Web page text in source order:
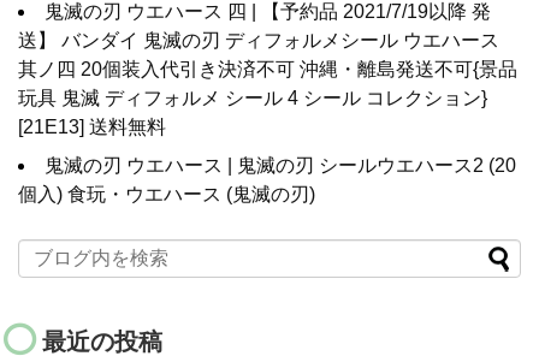
鬼滅の刃 ウエハース 四 | 【予約品 2021/7/19以降 発
送】 バンダイ 鬼滅の刃 ディフォルメシール ウエハース
其ノ四 20個装入代引き決済不可 沖縄・離島発送不可{景品
玩具 鬼滅 ディフォルメ シール 4 シール コレクション}
[21E13] 送料無料
鬼滅の刃 ウエハース | 鬼滅の刃 シールウエハース2 (20
個入) 食玩・ウエハース (鬼滅の刃)
最近の投稿